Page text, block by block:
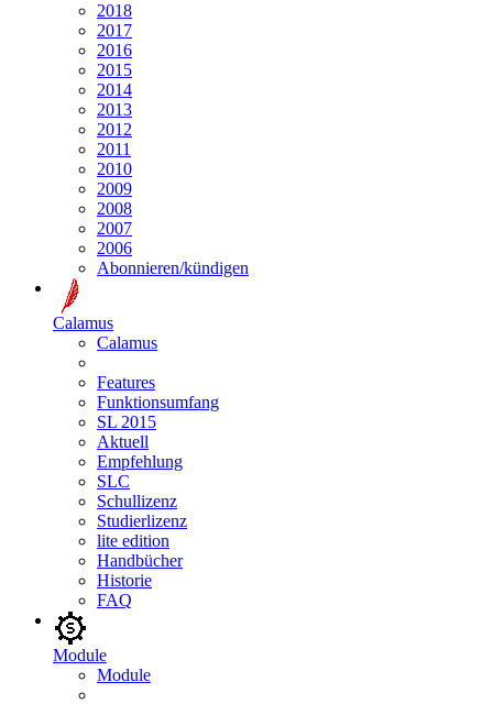
2018
2017
2016
2015
2014
2013
2012
2011
2010
2009
2008
2007
2006
Abonnieren/kündigen
Calamus
Calamus
Features
Funktionsumfang
SL 2015
Aktuell
Empfehlung
SLC
Schullizenz
Studierlizenz
lite edition
Handbücher
Historie
FAQ
Module
Module